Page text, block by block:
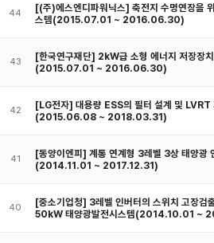
44
[(주)에스엔디파워닉스] 축전지 수명연장을
스템(2015.07.01 ~ 2016.06.30)
43
[한국연구재단] 2kW급 소형 에너지 저장장
(2015.07.01 ~ 2016.06.30)
42
[LG전자] 대용량 ESS의 필터 설계 및 LVRT
(2015.06.08 ~ 2018.03.31)
41
[동양이엔피] 계통 연계형 3레벨 3상 태양광
(2014.11.01 ~ 2017.12.31)
40
[중소기업청] 3레벨 인버터의 스위치 고장검
50kW 태양광발전시스템(2014.10.01 ~